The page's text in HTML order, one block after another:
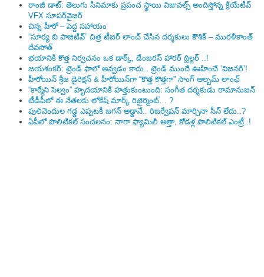
రాంజీ డాట్: తెలుగు సినిమాకు ప్రపంచ స్థాయి విజువల్స్ అందిస్తోన్న క్రియేటివ్
VFX సూపర్‌వైజర్
చిన్న హీరో – పెద్ద సహాయం
“సూర్య బి పాజిటివ్” చిత్ర టీజర్ లాంచ్ చేసిన‌ దర్శకులు కౌశిక్ – మురళీకాంత్
దేవసోత్
భయానికి కొత్త నిర్వచనం ఒక డార్క్, డేంజరస్ హారర్ థ్రిల్లర్ ..!
జయశంకర్: ట్రెండ్‌ ఫాలో అవ్వడం కాదు.. ట్రెండ్‌ ముందే ఊహించే ‘విజనరీ’!
హీరోయిన్ శ్రీజ డైరెక్ష‌న్ & హీరోయిన్‌గా “కొత్త కొత్తగా” సాంగ్ ఆల్బమ్ లాంఛ్
“కార్మేని సెల్వం” హృదయానికి హత్తుకుంటుంది: సంగీత దర్శకుడు రామానుజన్
టీడీపీలో ఈ నేత‌ల‌కు లోకేష్ మార్క్ రిటైర్మెంట్‌… ?
పులివెందుల గ‌డ్డ ఎప్ప‌ట‌కీ జ‌గ‌న్ అడ్డానే.. రిజ‌ర్వేష‌న్ మార్చినా సీన్ లేదు..?
ఏపీలో పొలిటిక‌ల్ సంచ‌ల‌నం: నారా ఫ్యామిలీ అత్తా, కోడ‌ళ్ల పొలిటికల్ ఎంట్రీ..!